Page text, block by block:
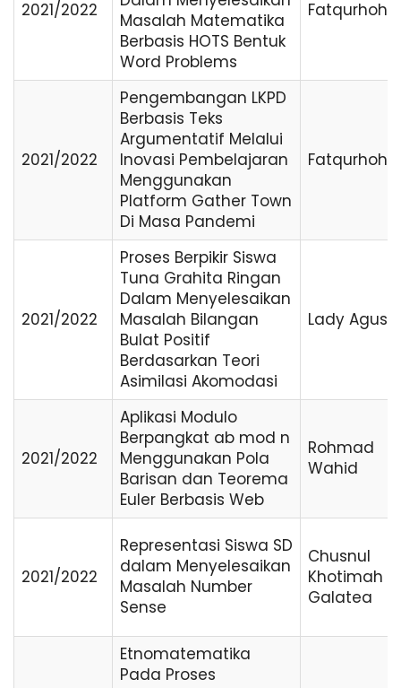
2021/2022
Masalah Matematika
Berbasis HOTS Bentuk
Word Problems
2021/2022
Pengembangan LKPD
Berbasis Teks
Argumentatif Melalui
Inovasi Pembelajaran
Menggunakan
Platform Gather Town
Di Masa Pandemi
2021/2022
Proses Berpikir Siswa
Tuna Grahita Ringan
Dalam Menyelesaikan
Masalah Bilangan
Bulat Positif
Berdasarkan Teori
Asimilasi Akomodasi
Lady
2021/2022
Aplikasi Modulo
Berpangkat ab mod n
Menggunakan Pola
Barisan dan Teorema
Euler Berbasis Web
Rohmad
Wahid
2021/2022
Representasi Siswa SD
dalam Menyelesaikan
Masalah Number
Sense
Chusnul
Khotimah
Galatea
Etnomatematika
Pada Proses